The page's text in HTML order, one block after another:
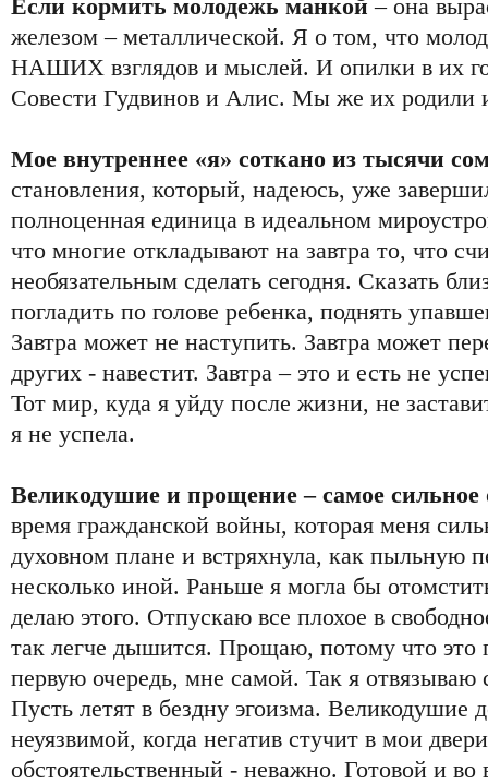
Если кормить молодежь манкой – она
железом – металлической. Я о том, что
НАШИХ взглядов и мыслей. И опилки в их
Совести Гудвинов и Алис. Мы же их родили
Мое внутреннее «я» соткано из тысячи
становления, который, надеюсь, уже
полноценная единица в идеальном
что многие откладывают на завтра то, что
необязательным сделать сегодня. Сказать
погладить по голове ребенка, поднять
Завтра может не наступить. Завтра может
других - навестит. Завтра – это и есть не
Тот мир, куда я уйду после жизни, не
я не успела.
Великодушие и прощение – самое сильное
время гражданской войны, которая меня
духовном плане и встряхнула, как пыльную
несколько иной. Раньше я могла бы
делаю этого. Отпускаю все плохое в
так легче дышится. Прощаю, потому что
первую очередь, мне самой. Так я отвязываю
Пусть летят в бездну эгоизма. Великодушие
неуязвимой, когда негатив стучит в мои
обстоятельственный - неважно. Готовой и во